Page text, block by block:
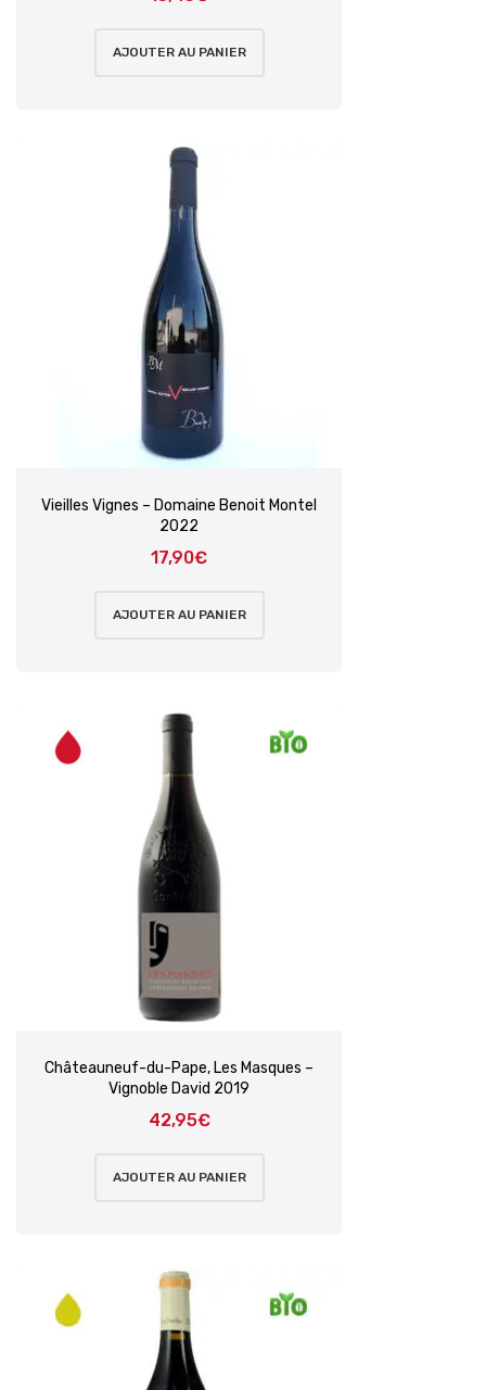
AJOUTER AU PANIER
Vieilles Vignes – Domaine Benoit Montel
2022
17,90€
AJOUTER AU PANIER
Châteauneuf-du-Pape, Les Masques –
Vignoble David 2019
42,95€
AJOUTER AU PANIER